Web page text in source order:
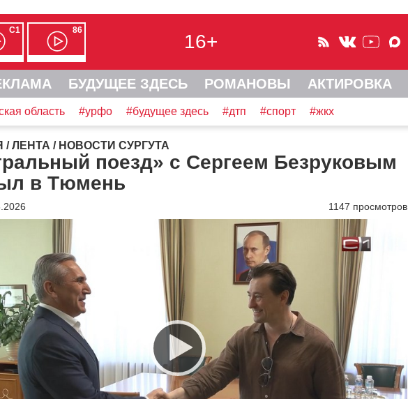
С1 86
16+
БУДУЩЕЕ ЗДЕСЬ РОМАНОВЫ АКТИРОВКА
область #урфо #будущее здесь #дтп #спорт #жкх
/ЛЕНТА / НОВОСТИ СУРГУТА
поезд» с Сергеем Безруковым
в Тюмень
1147 просмотров